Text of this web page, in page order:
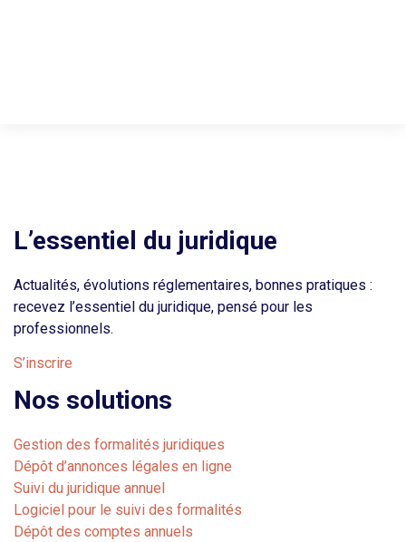
L’essentiel du juridique
Actualités, évolutions réglementaires, bonnes pratiques :
recevez l’essentiel du juridique, pensé pour les
professionnels.
S’inscrire
Nos solutions
Gestion des formalités juridiques
Dépôt d’annonces légales en ligne
Suivi du juridique annuel
Logiciel pour le suivi des formalités
Dépôt des comptes annuels